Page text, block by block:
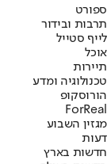
ספורט
תרבות ובידור
לייף סטייל
אוכל
תיירות
טכנולוגיה ומדע
הורוסקופ
ForReal
מגזין השבוע
דעות
חדשות בארץ